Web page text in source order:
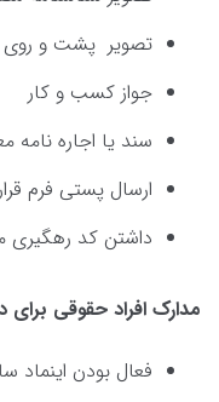
تصویر پشت و روی
جواز کسب و کار
سند یا اجاره نامه
ارسال پستی فرم
داشتن کد رهگیری
مدارک افراد حقوقی برای
فعال بودن اینماد